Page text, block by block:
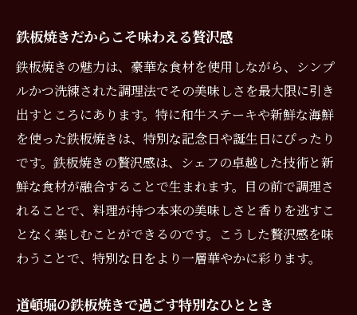
鉄板焼きだからこそ味わえる贅沢感
鉄板焼きの魅力は、豪華な食材を使用しながら、シンプ
ルかつ洗練された調理法でその美味しさを最大限に引き
出すところにあります。特に和牛ステーキや新鮮な海鮮
を使った鉄板焼きは、特別な記念日や誕生日にぴったり
です。鉄板焼きの贅沢感は、シェフの卓越した技術と新
鮮な食材が融合することで生まれます。目の前で調理さ
れることで、料理が持つ本来の美味しさと香りを逃すこ
となく楽しむことができるのです。こうした贅沢感を味
わうことで、特別な日をより一層華やかに彩ります。
道頓堀の鉄板焼きで過ごす特別なひととき